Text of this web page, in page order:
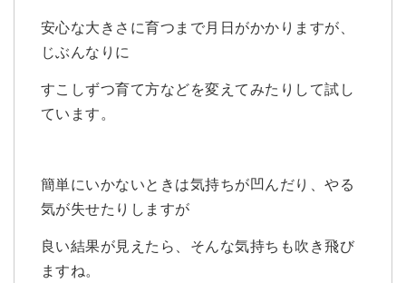
安心な大きさに育つまで月日がかかりますが、
じぶんなりに
すこしずつ育て方などを変えてみたりして試し
ています。
簡単にいかないときは気持ちが凹んだり、やる
気が失せたりしますが
良い結果が見えたら、そんな気持ちも吹き飛び
ますね。